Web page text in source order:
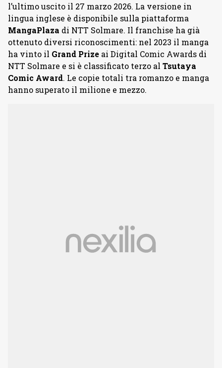
l’ultimo uscito il 27 marzo 2026. La versione in
lingua inglese è disponibile sulla piattaforma
MangaPlaza di NTT Solmare. Il franchise ha già
ottenuto diversi riconoscimenti: nel 2023 il manga
ha vinto il Grand Prize ai Digital Comic Awards di
NTT Solmare e si è classificato terzo al Tsutaya
Comic Award. Le copie totali tra romanzo e manga
hanno superato il milione e mezzo.